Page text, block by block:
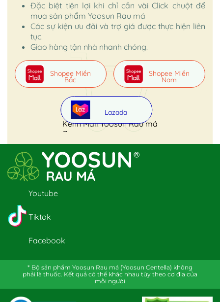
Đặc biệt tiện lợi khi chỉ cần vài Click chuột để
mua sản phẩm Yoosun Rau má
Các sự kiện ưu đãi và trợ giá được thực hiện liên
tục.
Giao hàng tận nhà nhanh chóng.
Kênh Mall Yoosun Rau má
Shopee Miền
Bắc
Shopee Miền
Nam
Lazada
Youtube
Tiktok
Facebook
* Bộ sản phẩm Yoosun Rau má (Yoosun Centella) không
phải là thuốc. Kết quả có thể khác nhau tùy theo cơ địa của
mỗi người